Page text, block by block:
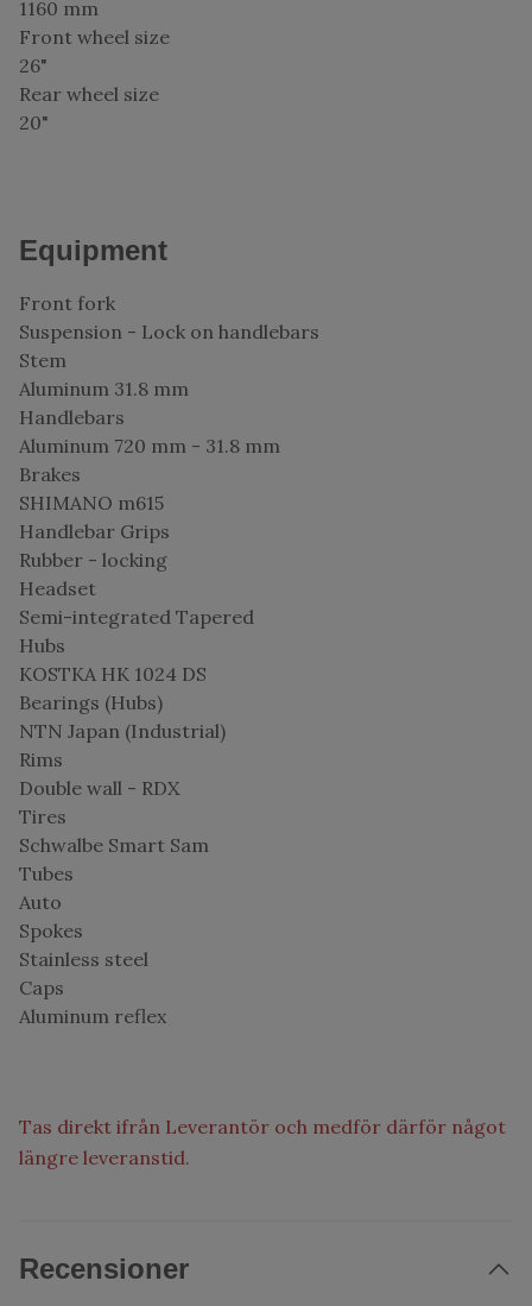
1160 mm
Front wheel size
26"
Rear wheel size
20"
Equipment
Front fork
Suspension - Lock on handlebars
Stem
Aluminum 31.8 mm
Handlebars
Aluminum 720 mm - 31.8 mm
Brakes
SHIMANO m615
Handlebar Grips
Rubber - locking
Headset
Semi-integrated Tapered
Hubs
KOSTKA HK 1024 DS
Bearings (Hubs)
NTN Japan (Industrial)
Rims
Double wall - RDX
Tires
Schwalbe Smart Sam
Tubes
Auto
Spokes
Stainless steel
Caps
Aluminum reflex
Tas direkt ifrån Leverantör och medför därför något
längre leveranstid.
Recensioner